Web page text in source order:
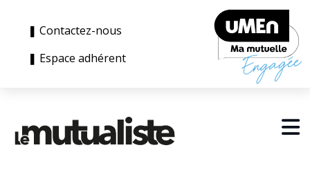
❚ Contactez-nous
❚ Espace adhérent